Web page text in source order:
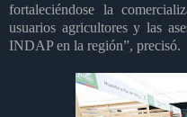
fortaleciéndose la
usuarios agricultores y las
INDAP en la región”, precisó.